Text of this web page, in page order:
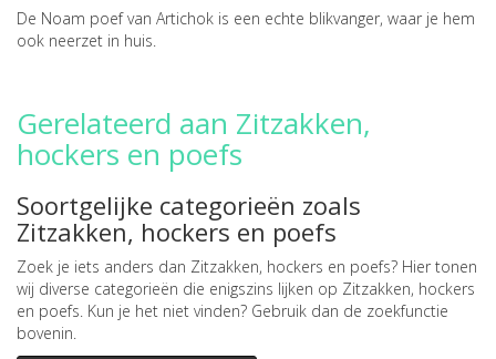
De Noam poef van Artichok is een echte blikvanger, waar je hem
ook neerzet in huis.
Gerelateerd aan Zitzakken,
hockers en poefs
Soortgelijke categorieën zoals
Zitzakken, hockers en poefs
Zoek je iets anders dan Zitzakken, hockers en poefs? Hier tonen
wij diverse categorieën die enigszins lijken op Zitzakken, hockers
en poefs. Kun je het niet vinden? Gebruik dan de zoekfunctie
bovenin.